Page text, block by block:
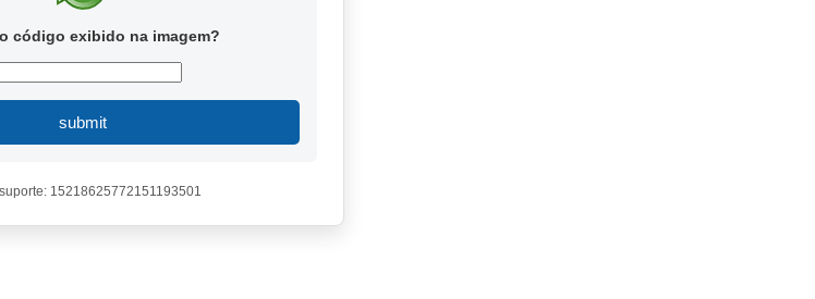
código exibido na imagem?
submit
suporte: 15218625772151193501